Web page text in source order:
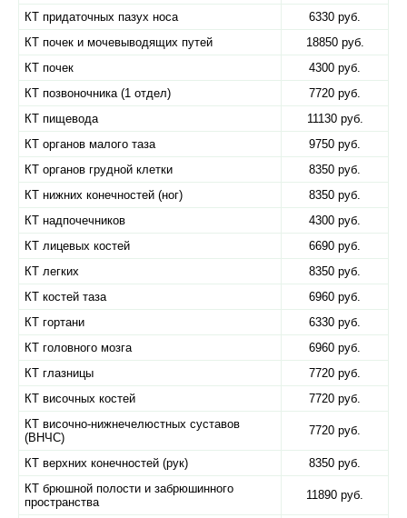
КТ придаточных пазух носа
6330 руб.
КТ почек и мочевыводящих путей
18850 руб.
КТ почек
4300 руб.
КТ позвоночника (1 отдел)
7720 руб.
КТ пищевода
11130 руб.
КТ органов малого таза
9750 руб.
КТ органов грудной клетки
8350 руб.
КТ нижних конечностей (ног)
8350 руб.
КТ надпочечников
4300 руб.
КТ лицевых костей
6690 руб.
КТ легких
8350 руб.
КТ костей таза
6960 руб.
КТ гортани
6330 руб.
КТ головного мозга
6960 руб.
КТ глазницы
7720 руб.
КТ височных костей
7720 руб.
КТ височно-нижнечелюстных суставов
(ВНЧС)
7720 руб.
КТ верхних конечностей (рук)
8350 руб.
КТ брюшной полости и забрюшинного
пространства
11890 руб.